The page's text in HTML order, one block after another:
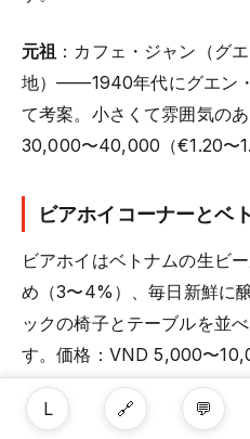
元祖 ：カフェ・ジャン（グ
地）——1940年代にグエン
て考案。小さくて雰囲気の
30,000〜40,000（€1.20〜
ビアホイコーナーとベ
ビアホイはベトナムの生ビ
め（3〜4%）、毎日新鮮に
ックの椅子とテーブルを並
す。価格：VND 5,000〜
本当にこの値段です。
L 🔗 💬